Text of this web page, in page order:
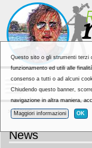
» News
News
Questo sito o gli strumenti terzi
funzionamento ed utili alle
consenso a tutti o ad alcuni
Chiudendo questo banner,
navigazione in altra maniera,
Maggiori informazioni OK